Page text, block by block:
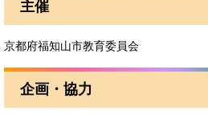
主催
京都府福知山市教育委員会
企画・協力